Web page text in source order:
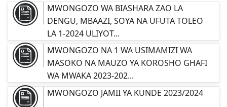
MWONGOZO WA BIASHARA ZAO LA
DENGU, MBAAZI, SOYA NA UFUTA TOLEO
LA 1-2024 ULIYOT...
MWONGOZO NA 1 WA USIMAMIZI WA
MASOKO NA MAUZO YA KOROSHO GHAFI
WA MWAKA 2023-202...
MWONGOZO JAMII YA KUNDE 2023/2024